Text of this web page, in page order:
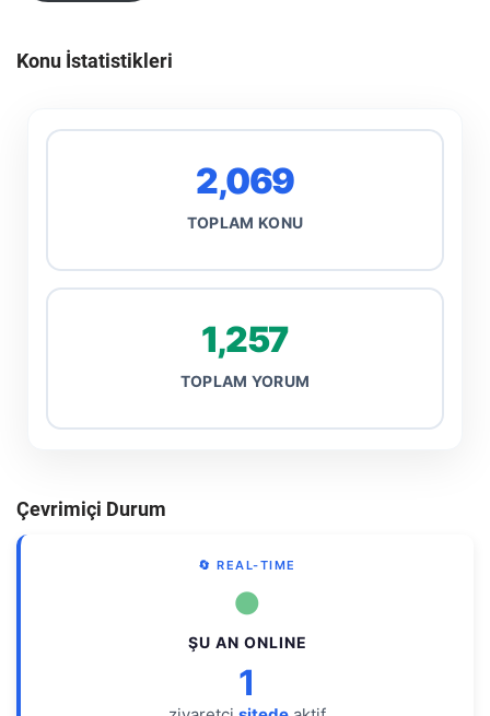
Konu İstatistikleri
2,069
TOPLAM KONU
1,257
TOPLAM YORUM
Çevrimiçi Durum
🔄 REAL-TIME
●
ŞU AN ONLINE
1